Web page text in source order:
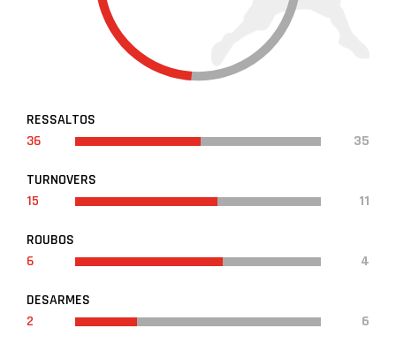
RESSALTOS
36
35
TURNOVERS
15
11
ROUBOS
6
4
DESARMES
2
6